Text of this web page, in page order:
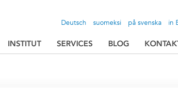
suomeksi
Deutsch på svenska in
INSTITUT SERVICES BLOG